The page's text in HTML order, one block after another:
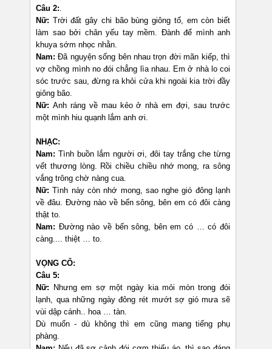
Câu 2:.
Nữ: Trời đất gây chi bão bùng giông tố, em còn biết
làm sao bởi chân yếu tay mềm. Đành để mình anh
khuya sớm nhọc nhằn.
Nam: Đã nguyện sống bên nhau trọn đời mãn kiếp, thì
vợ chồng mình no đói chẳng lìa nhau. Em ở nhà lo coi
sóc trước sau, đừng ra khỏi cửa khi ngoài kia trời đầy
giông bão.
Nữ: Anh ráng về mau kẻo ở nhà em đợi, sau trước
một mình hiu quạnh lắm anh ơi.
NHẠC:
Nam: Tình buồn lắm người ơi, đôi tay trắng che từng
vết thương lòng. Rồi chiều chiều nhớ mong, ra sông
vắng trông chờ nàng cua.
Nữ: Tình này còn nhớ mong, sao nghe gió đông lạnh
về đâu. Đường nào về bến sông, bên em có đôi càng
thật to.
Nam: Đường nào về bến sông, bên em có … có đôi
càng.... thiệt … to.
VỌNG CỔ:
Câu 5:
Nữ: Nhưng em sợ một ngày kia mỏi mòn trong đói
lạnh, qua những ngày đông rét mướt sợ gió mưa sẽ
vùi dập cánh.. hoa … tàn.
Dù muốn - dù không thì em cũng mang tiếng phụ
phàng.